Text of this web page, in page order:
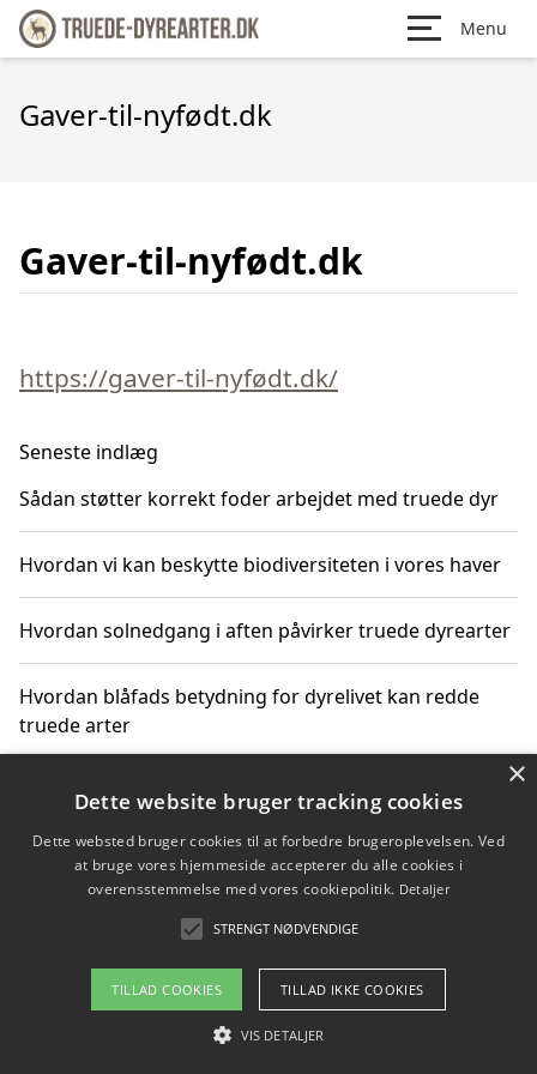
Menu
Gaver-til-nyfødt.dk
Gaver-til-nyfødt.dk
https://gaver-til-nyfødt.dk/
Seneste indlæg
Sådan støtter korrekt foder arbejdet med truede dyr
Hvordan vi kan beskytte biodiversiteten i vores haver
Hvordan solnedgang i aften påvirker truede dyrearter
Hvordan blåfads betydning for dyrelivet kan redde
truede arter
Hvordan kan gaver til unge voksne støtte bevarelsen
Copyright 2026 - Pilanto Aps
Om / kontakt
Blog Betingelser
×
Dette website bruger tracking cookies
Dette websted bruger cookies til at forbedre brugeroplevelsen. Ved
at bruge vores hjemmeside accepterer du alle cookies i
overensstemmelse med vores cookiepolitik. Detaljer
STRENGT NØDVENDIGE
TILLAD COOKIES TILLAD IKKE COOKIES
VIS DETALJER